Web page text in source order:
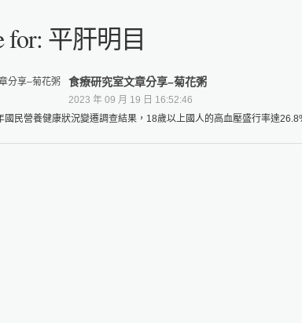
for: 平肝明目
食療研究室文章分享–菊花粥
2023 年 09 月 19 日 16:52:46
國民營養健康狀況變遷調查結果，18歲以上國人的高血壓盛行率達